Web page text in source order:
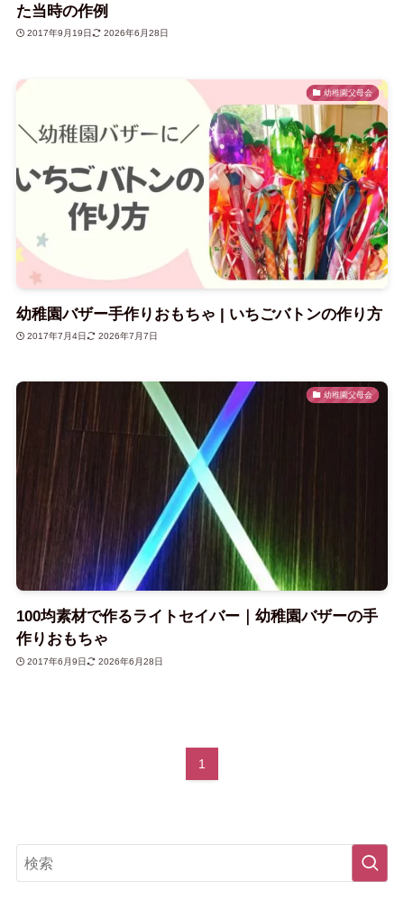
た当時の作例
2017年9月19日 2026年6月28日
幼稚園父母会
幼稚園バザー手作りおもちゃ | いちごバトンの作り方
2017年7月4日 2026年7月7日
幼稚園父母会
100均素材で作るライトセイバー｜幼稚園バザーの手
作りおもちゃ
2017年6月9日 2026年6月28日
1